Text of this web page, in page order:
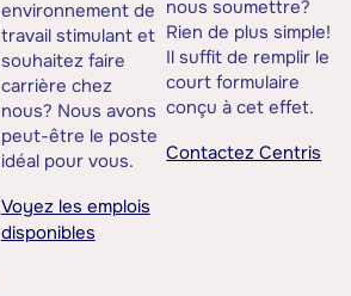
environnement de
travail stimulant et
souhaitez faire
carrière chez
nous? Nous avons
peut-être le poste
idéal pour vous.
Voyez les emplois
disponibles
nous soumettre?
Rien de plus simple!
Il suffit de remplir le
court formulaire
conçu à cet effet.
Contactez Centris